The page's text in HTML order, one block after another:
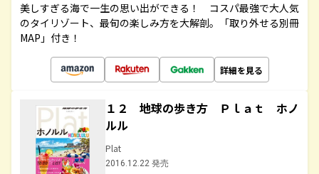
美しすぎる海で一生の思い出ができる！ コスパ最強で大人気
のタイリゾート、最旬の楽しみ方を大解剖。「取り外せる別冊
MAP」付き！
詳細を見る
１２ 地球の歩き方 Ｐｌａｔ ホノ
ルル
Plat
2016.12.22 発売